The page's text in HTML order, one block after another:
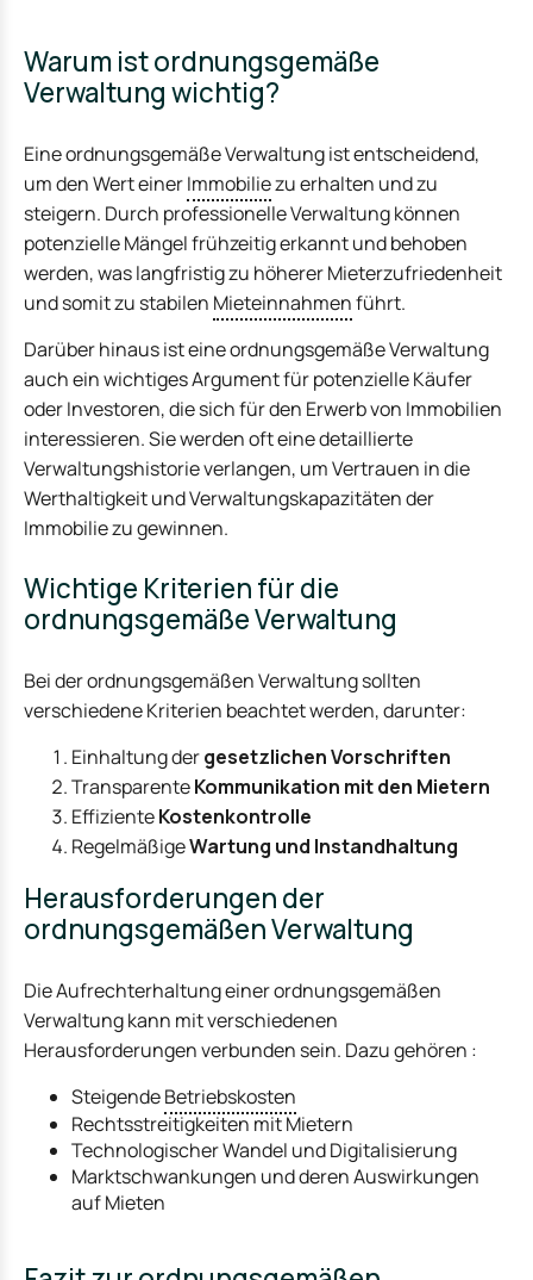
Warum ist ordnungsgemäße
Verwaltung wichtig?
Eine ordnungsgemäße Verwaltung ist entscheidend,
um den Wert einerImmobiliezu erhalten und zu
steigern. Durch professionelle Verwaltung können
potenzielle Mängel frühzeitig erkannt und behoben
werden, was langfristig zu höherer Mieterzufriedenheit
und somit zu stabilen Mieteinnahmenführt.
Darüber hinaus ist eine ordnungsgemäße Verwaltung
auch ein wichtiges Argument für potenzielle Käufer
oder Investoren, die sich für den Erwerb von Immobilien
interessieren. Sie werden oft eine detaillierte
Verwaltungshistorie verlangen, um Vertrauen in die
Werthaltigkeit und Verwaltungskapazitäten der
Immobilie zu gewinnen.
Wichtige Kriterien für die
ordnungsgemäße Verwaltung
Bei der ordnungsgemäßen Verwaltung sollten
verschiedene Kriterien beachtet werden, darunter:
Einhaltung dergesetzlichen Vorschriften
TransparenteKommunikation mit den Mietern
EffizienteKostenkontrolle
RegelmäßigeWartung und Instandhaltung
Herausforderungen der
ordnungsgemäßen Verwaltung
Die Aufrechterhaltung einer ordnungsgemäßen
Verwaltung kann mit verschiedenen
Herausforderungen verbunden sein. Dazu gehören :
SteigendeBetriebskosten
Rechtsstreitigkeiten mit Mietern
Technologischer Wandel und Digitalisierung
Marktschwankungen und deren Auswirkungen
auf Mieten